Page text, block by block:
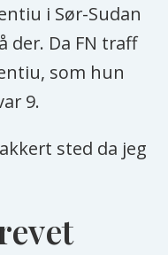
i Sør-Sudan
der. Da FN traff
som hun
9.
sted da jeg